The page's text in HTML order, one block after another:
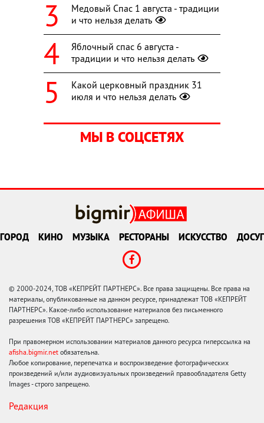
Медовый Спас 1 августа - традиции
и что нельзя делать
Яблочный спас 6 августа -
традиции и что нельзя делать
Какой церковный праздник 31
июля и что нельзя делать
МЫ В СОЦСЕТЯХ
ГОРОД КИНО МУЗЫКА РЕСТОРАНЫ ИСКУССТВО ДОСУГ
© 2000-2024, ТОВ «КЕПРЕЙТ ПАРТНЕРС». Все права защищены. Все права на
материалы, опубликованные на данном ресурсе, принадлежат ТОВ «КЕПРЕЙТ
ПАРТНЕРС». Какое-либо использование материалов без письменного
разрешения ТОВ «КЕПРЕЙТ ПАРТНЕРС» запрещено.
При правомерном использовании материалов данного ресурса гиперссылка на
afisha.bigmir.net обязательна.
Любое копирование, перепечатка и воспроизведение фотографических
произведений и/или аудиовизуальных произведений правообладателя Getty
Images - строго запрещено.
Редакция